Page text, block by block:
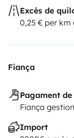
Excés de
0,25 € per km
Fiança
Pagament
Fiança
Import